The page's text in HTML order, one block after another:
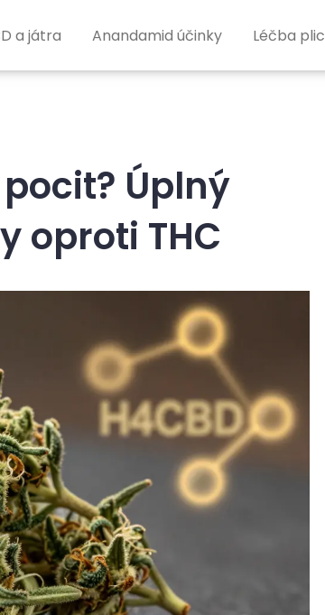
a játra Anandamid účinky Léčba plic
Úplný
oproti THC